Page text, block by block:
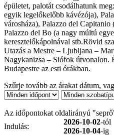
épületet, palotát csodálhatunk
egyik legelőkelőbb kávézója),
városháza), Palazzo del
Palazzo del Bo (a nagy múltú
keresztelőkápolnával stb.Rövid
Utazás a Mestre – Ljubljana –
Nagykanizsa – Siófok útvonalon.
Budapestre az esti órákban.
Szűrje tovább az árakat dátum,
Az időpontokat oldalirányú
Indulás:
2026-10-02-tól
2026-10-04-ig